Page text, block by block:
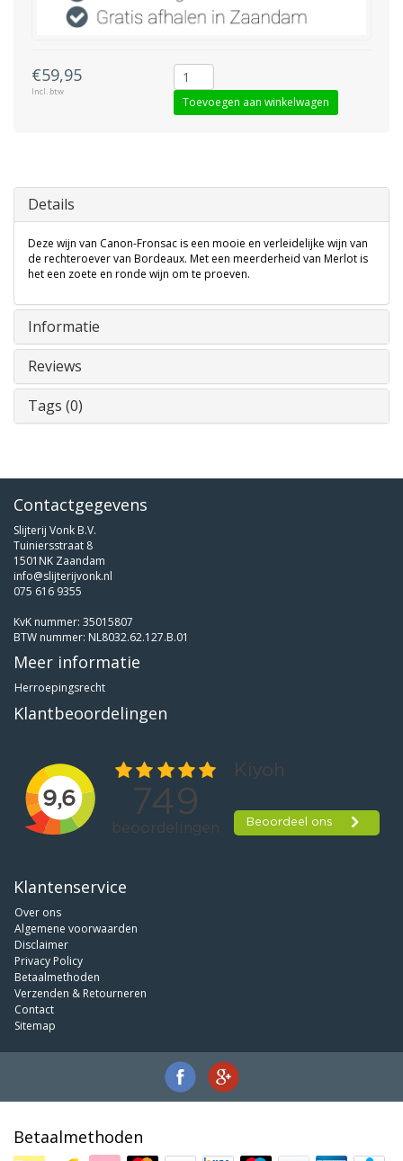
€59,95
Incl. btw
Toevoegen aan winkelwagen
Details
Deze wijn van Canon-Fronsac is een mooie en verleidelijke wijn van
de rechteroever van Bordeaux. Met een meerderheid van Merlot is
het een zoete en ronde wijn om te proeven.
Informatie
Reviews
Tags (0)
Contactgegevens
Slijterij Vonk B.V.
Tuiniersstraat 8
1501NK Zaandam
info@slijterijvonk.nl
075 616 9355
KvK nummer: 35015807
BTW nummer: NL8032.62.127.B.01
Meer informatie
Herroepingsrecht
Klantbeoordelingen
Klantenservice
Over ons
Algemene voorwaarden
Disclaimer
Privacy Policy
Betaalmethoden
Verzenden & Retourneren
Contact
Sitemap
Betaalmethoden